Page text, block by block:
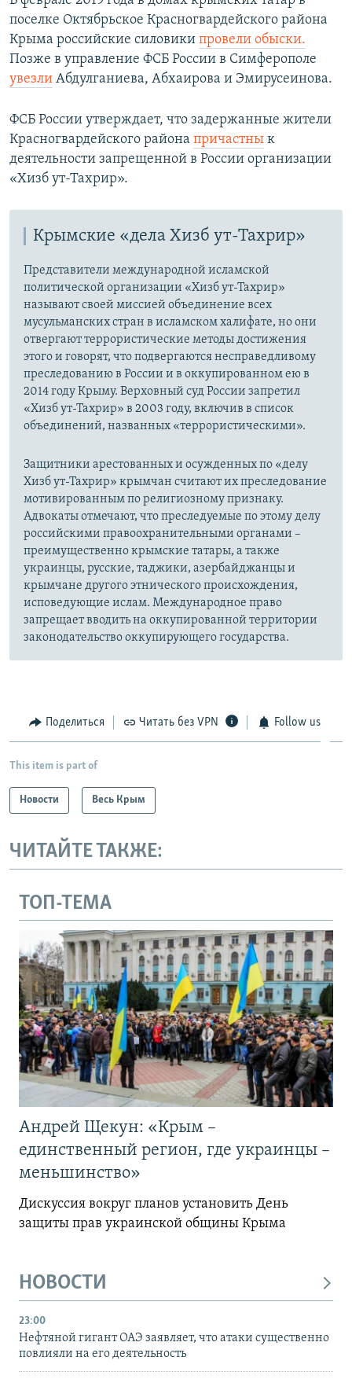
поселке Октябрьское Красногвардейского района
Крыма российские силовики провели обыски.
Позже в управление ФСБ России в Симферополе
увезли Абдулганиева, Абхаирова и Эмирусеинова.
ФСБ России утверждает, что задержанные жители
Красногвардейского района причастны к
деятельности запрещенной в России организации
«Хизб ут-Тахрир».​
Крымские «дела Хизб ут-Тахрир»
Представители международной исламской
политической организации «Хизб ут-Тахрир»
называют своей миссией объединение всех
мусульманских стран в исламском халифате, но они
отвергают террористические методы достижения
этого и говорят, что подвергаются несправедливому
преследованию в России и в оккупированном ею в
2014 году Крыму. Верховный суд России запретил
«Хизб ут-Тахрир» в 2003 году, включив в список
объединений, названных «террористическими».
Защитники арестованных и осужденных по «делу
Хизб ут-Тахрир» крымчан считают их преследование
мотивированным по религиозному признаку.
Адвокаты отмечают, что преследуемые по этому делу
российскими правоохранительными органами –
преимущественно крымские татары, а также
украинцы, русские, таджики, азербайджанцы и
крымчане другого этнического происхождения,
исповедующие ислам. Международное право
запрещает вводить на оккупированной территории
законодательство оккупирующего государства.
Поделиться Читать без VPN Follow us
This item is part of
Новости Весь Крым
ЧИТАЙТЕ ТАКЖЕ:
ТОП-ТЕМА
Андрей Щекун: «Крым –
единственный регион, где украинцы –
меньшинство»
Дискуссия вокруг планов установить День
защиты прав украинской общины Крыма
НОВОСТИ
23:00
Нефтяной гигант ОАЭ заявляет, что атаки существенно
повлияли на его деятельность